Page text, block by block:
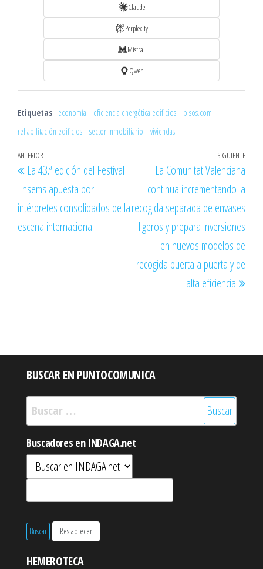
Claude
Perplexity
Mistral
Qwen
Etiquetas economía eficiencia energética edificios
pisos.com.
rehabilitación edificios
sector inmobiliario viviendas
Navegación
de
entradas
Entrada
anterior
ANTERIOR
La 43.ª edición del Festival
Ensems apuesta por
intérpretes consolidados de la
escena internacional
SIGUIENTE
La Comunitat Valenciana
continua incrementando la
recogida separada de envases
ligeros y prepara inversiones
en nuevos modelos de
recogida puerta a puerta y de
alta eficiencia
BUSCAR EN PUNTOCOMUNICA
Buscar:
Buscadores en INDAGA.net
HEMEROTECA